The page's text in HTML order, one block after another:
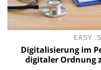
EASY
Digitalisierung im
digitaler Ordnung